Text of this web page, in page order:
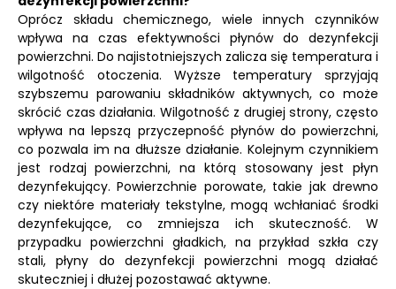
Oprócz składu chemicznego, wiele innych czynników
wpływa na czas efektywności płynów do dezynfekcji
powierzchni. Do najistotniejszych zalicza się temperatura i
wilgotność otoczenia. Wyższe temperatury sprzyjają
szybszemu parowaniu składników aktywnych, co może
skrócić czas działania. Wilgotność z drugiej strony, często
wpływa na lepszą przyczepność płynów do powierzchni,
co pozwala im na dłuższe działanie. Kolejnym czynnikiem
jest rodzaj powierzchni, na którą stosowany jest płyn
dezynfekujący. Powierzchnie porowate, takie jak drewno
czy niektóre materiały tekstylne, mogą wchłaniać środki
dezynfekujące, co zmniejsza ich skuteczność. W
przypadku powierzchni gładkich, na przykład szkła czy
stali, płyny do dezynfekcji powierzchni mogą działać
skuteczniej i dłużej pozostawać aktywne.